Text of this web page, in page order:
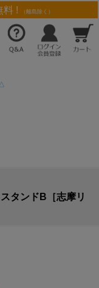
料 ! （離島除く）
タンドB［志摩リ